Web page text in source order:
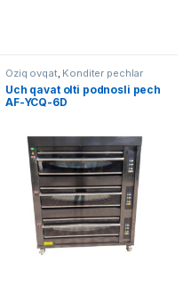
Oziq ovqat, Konditer pechlar
Uch qavat olti podnosli pech
AF-YCQ-6D